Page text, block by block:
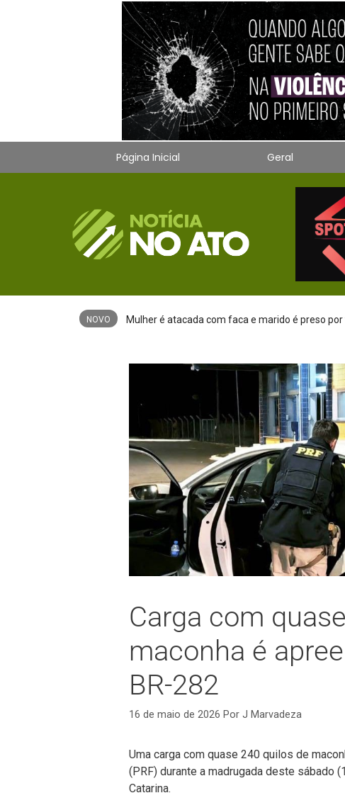
Página Inicial Geral
NOVO
Carga com
maconha é
BR-282
16 de maio de 2026 Por J Marvadeza
Uma carga com quase 240 quilos de
(PRF) durante a madrugada deste sábado
Catarina.